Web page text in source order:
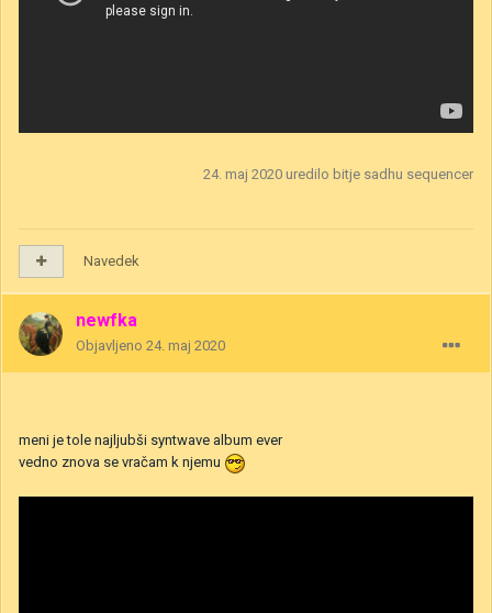
24. maj 2020 uredilo bitje sadhu sequencer
Navedek
newfka
Objavljeno 24. maj 2020
meni je tole najljubši syntwave album ever
vedno znova se vračam k njemu